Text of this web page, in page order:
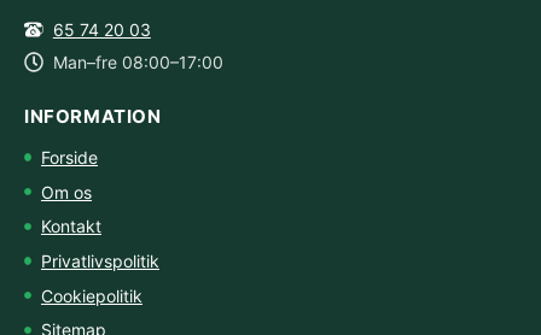
65 74 20 03
Man–fre 08:00–17:00
INFORMATION
Forside
Om os
Kontakt
Privatlivspolitik
Cookiepolitik
Sitemap